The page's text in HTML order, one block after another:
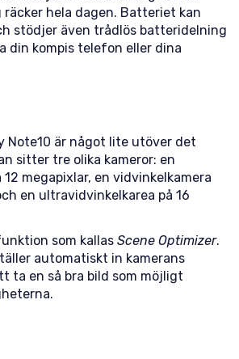
hela dagen. Batteriet kan
stödjer även trådlös batteridelning
din kompis telefon eller dina
Note10 är något lite utöver det
sitter tre olika kameror: en
megapixlar, en vidvinkelkamera
en ultravidvinkelkarea på 16
som kallas Scene Optimizer.
automatiskt in kamerans
ta en så bra bild som möjligt